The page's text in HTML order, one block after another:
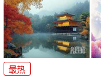
最热